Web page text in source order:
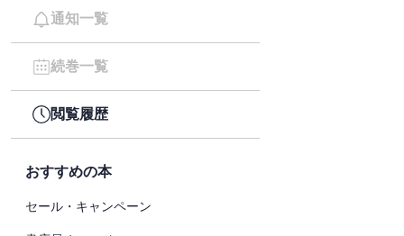
通知一覧
続巻一覧
閲覧履歴
おすすめの本
セール・キャンペーン